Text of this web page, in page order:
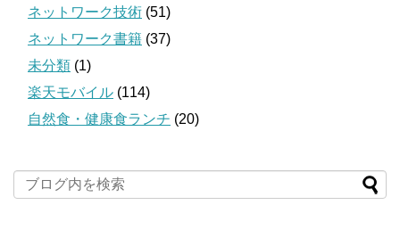
ネットワーク技術 (51)
ネットワーク書籍 (37)
未分類 (1)
楽天モバイル (114)
自然食・健康食ランチ (20)